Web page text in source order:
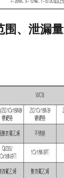
围、泄漏量